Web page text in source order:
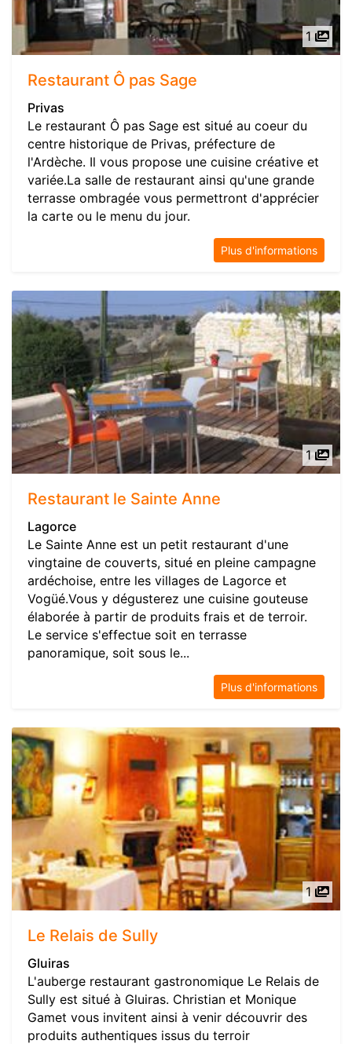
1
Restaurant Ô pas Sage
Privas
Le restaurant Ô pas Sage est situé au coeur du
centre historique de Privas, préfecture de
l'Ardèche. Il vous propose une cuisine créative et
variée.La salle de restaurant ainsi qu'une grande
terrasse ombragée vous permettront d'apprécier
la carte ou le menu du jour.
Plus d'informations
1
Restaurant le Sainte Anne
Lagorce
Le Sainte Anne est un petit restaurant d'une
vingtaine de couverts, situé en pleine campagne
ardéchoise, entre les villages de Lagorce et
Vogüé.Vous y dégusterez une cuisine gouteuse
élaborée à partir de produits frais et de terroir.
Le service s'effectue soit en terrasse
panoramique, soit sous le...
Plus d'informations
1
Le Relais de Sully
Gluiras
L'auberge restaurant gastronomique Le Relais de
Sully est situé à Gluiras. Christian et Monique
Gamet vous invitent ainsi à venir découvrir des
produits authentiques issus du terroir